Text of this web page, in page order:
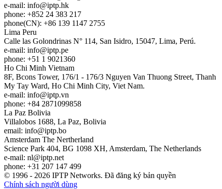
e-mail: info
iptp.hk
phone: +852 24 383 217
phone(CN): +86 139 1147 2755
Lima Peru
Calle las Golondrinas N° 114, San Isidro, 15047, Lima, Perú.
e-mail: info
iptp.pe
phone: +51 1 9021360
Ho Chi Minh Vietnam
8F, Bcons Tower, 176/1 - 176/3 Nguyen Van Thuong Street, Thanh
My Tay Ward, Ho Chi Minh City, Viet Nam.
e-mail: info
iptp.vn
phone: +84 2871099858
La Paz Bolivia
Villalobos 1688, La Paz, Bolivia
email: info
iptp.bo
Amsterdam The Nertherland
Science Park 404, BG 1098 XH, Amsterdam, The Netherlands
e-mail: nl
iptp.net
phone: +31 207 147 499
© 1996 - 2026 IPTP Networks. Đã đăng ký bản quyền
Chính sách người dùng